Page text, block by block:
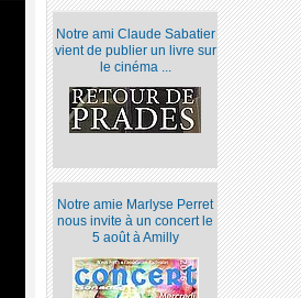
Notre ami Claude Sabatier
vient de publier un livre sur
le cinéma ...
Notre amie Marlyse Perret
nous invite à un concert le
5 août à Amilly